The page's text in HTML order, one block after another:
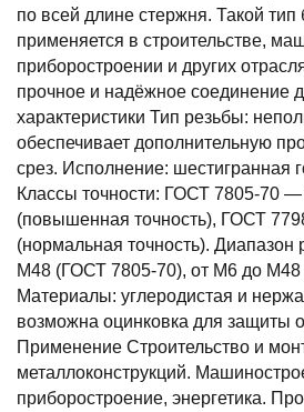
по всей длине стержня. Такой
применяется в строительстве,
приборостроении и других
прочное и надёжное соединение
характеристики Тип резьбы:
обеспечивает дополнительную
срез. Исполнение: шестигранная
Классы точности: ГОСТ 7805-70 —
(повышенная точность), ГОСТ
(нормальная точность).
М48 (ГОСТ 7805-70), от М6 до
Материалы: углеродистая и
возможна оцинковка для защиты
Применение Строительство и
металлоконструкций.
приборостроение, энергетика.